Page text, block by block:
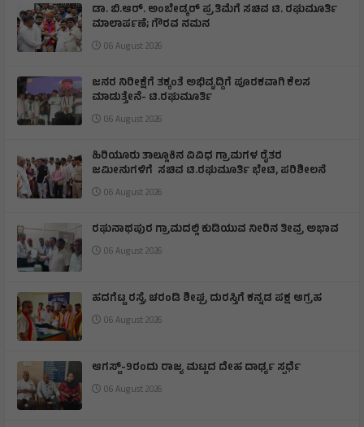
ಡಾ. ಬಿ.ಆರ್. ಅಂಬೇಡ್ಕರ್ ಪ್ರತಿಮೆಗೆ ಸಚಿವ ಟಿ. ರಘುಮೂರ್ತಿ
ಮಾಲಾರ್ಪಣೆ; ಗೌರವ ನಮನ
06 August 2026
ಜನರ ನಿರೀಕ್ಷೆಗೆ ತಕ್ಕಂತೆ ಅಭಿವೃದ್ದಿಗೆ ಪೂರಕವಾಗಿ ಕೆಲಸ
ಮಾಡುತ್ತೇನೆ- ಟಿ.ರಘುಮೂರ್ತಿ
06 August 2026
ಹಿರಿಯೂರು ತಾಲ್ಲೂಕಿನ ವಿವಿಧ ಗ್ರಾಮಗಳ ರೈತರ
ಜಮೀನುಗಳಿಗೆ ಸಚಿವ ಟಿ.ರಘುಮೂರ್ತಿ ಭೇಟಿ, ಪರಿಶೀಲನೆ
06 August 2026
ರಘುನಾಥಪುರ ಗ್ರಾಮದಲ್ಲಿ ಕುಡಿಯುವ ನೀರಿನ ತೀವ್ರ ಅಭಾವ
06 August 2026
ಹದಗೆಟ್ಟ ರಸ್ತೆ, ಚರಂಡಿ ಶೀಘ್ರ ದುರಸ್ತಿಗೆ ಕನ್ನಡ ಪಕ್ಷ ಆಗ್ರಹ
06 August 2026
ಆಗಸ್ಟ್-9ರಂದು ರಾಜ್ಯ ಮಟ್ಟದ ದೇಹ ದಾರ್ಢ್ಯ ಸ್ಪರ್ಧೆ
06 August 2026